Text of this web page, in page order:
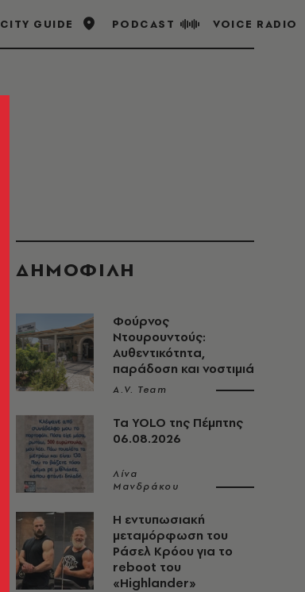
CITY GUIDE PODCAST VOICE RADIO
ΔΗΜΟΦΙΛΗ
Φούρνος
Ντουρουντούς:
Αυθεντικότητα,
παράδοση και νοστιμιά
A.V. Team
Τα YOLO της Πέμπτης
06.08.2026
Λίνα
Μανδράκου
Η εντυπωσιακή
μεταμόρφωση του
Ράσελ Κρόου για το
reboot του
«Highlander»